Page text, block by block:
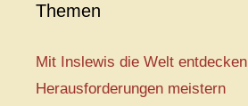
Themen
Mit Inslewis die Welt entdecken
Herausforderungen meistern